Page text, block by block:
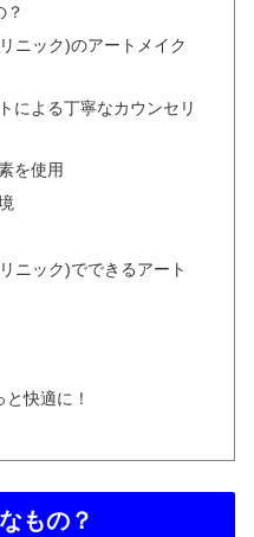
？
ニック)のアートメイク
による丁寧なカウンセリ
を使用
ニック)でできるアート
快適に！
もの？